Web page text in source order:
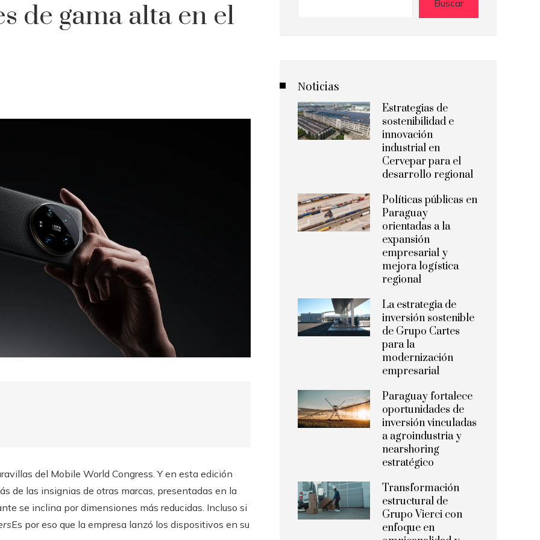
de gama alta en el
del Mobile World Congress. Y en esta edición
de las insignias de otras marcas, presentadas en la
se inclina por dimensiones más reducidas. Incluso si
Es por eso que la empresa lanzó los dispositivos en su
Buscar
Noticias
Estrategias de
sostenibilidad e
innovación
industrial en
Cervepar para el
desarrollo regional
Políticas públicas en
Paraguay
orientadas a la
expansión
empresarial y
mejora logística
regional
La estrategia de
inversión sostenible
de Grupo Cartes
para la
modernización
empresarial
Paraguay fortalece
oportunidades de
inversión vinculadas
a agroindustria y
nearshoring
estratégico
Transformación
estructural de
Grupo Vierci con
enfoque en